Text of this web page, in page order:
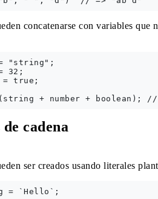
concatenarse con variables que
"string";
32;
= true;
cadena
ser creados usando literales